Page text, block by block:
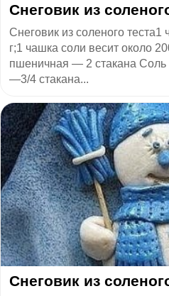
​Снеговик из
Снеговик из соленого
г;1 чашка соли весит около
пшеничная — 2 стакана
—3/4 стакана...
Снеговик из